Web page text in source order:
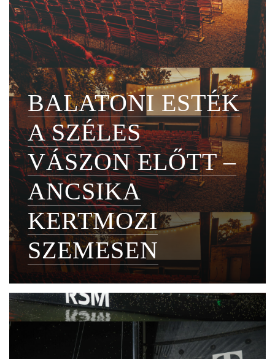
BALATONI ESTÉK
A SZÉLES
VÁSZON ELŐTT –
ANCSIKA
KERTMOZI
SZEMESEN